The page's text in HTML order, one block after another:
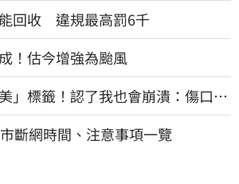
回收 違規最高罰6千
！估今增強為颱風
」標籤！認了我也會崩潰：傷口終
斷網時間、注意事項一覽